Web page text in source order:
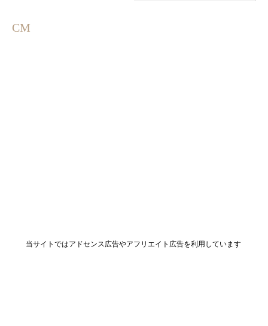
CM
当サイトではアドセンス広告やアフリエイト広告を利用しています